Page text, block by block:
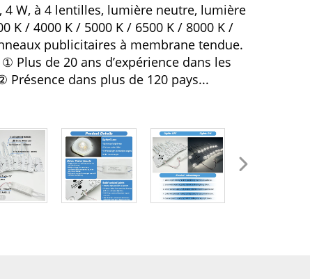
4 W, à 4 lentilles, lumière neutre, lumière
K / 4000 K / 5000 K / 6500 K / 8000 K /
publicitaires à membrane tendue.
Plus de 20 ans d’expérience dans les
Présence dans plus de 120 pays...